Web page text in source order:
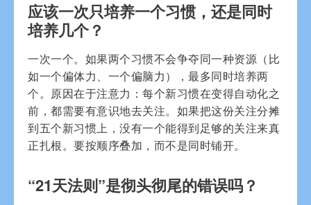
应该一次只培养一个习惯，还是同时
培养几个？
一次一个。如果两个习惯不会争夺同一种资源（比
如一个偏体力、一个偏脑力），最多同时培养两
个。原因在于注意力：每个新习惯在变得自动化之
前，都需要有意识地去关注。如果把这份关注分摊
到五个新习惯上，没有一个能得到足够的关注来真
正扎根。要按顺序叠加，而不是同时铺开。
“21天法则”是彻头彻尾的错误吗？